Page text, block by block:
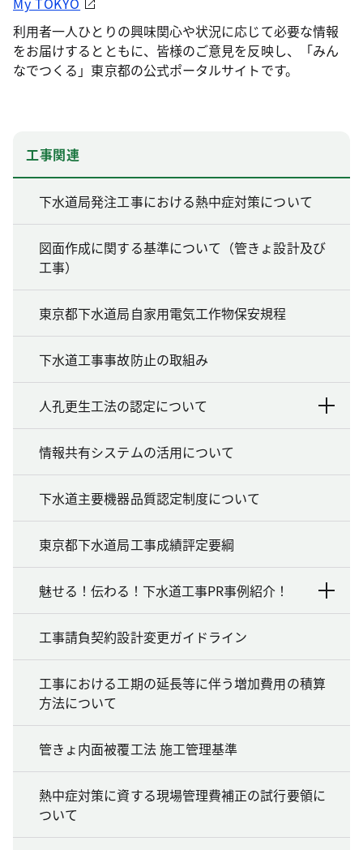
利用者一人ひとりの興味関心や状況に応じて必要な情報
をお届けするとともに、皆様のご意見を反映し、「みん
なでつくる」東京都の公式ポータルサイトです。
工事関連
下水道局発注工事における熱中症対策について
図面作成に関する基準について（管きょ設計及び
工事）
東京都下水道局自家用電気工作物保安規程
下水道工事事故防止の取組み
人孔更生工法の認定について
情報共有システムの活用について
下水道主要機器品質認定制度について
東京都下水道局工事成績評定要綱
魅せる！伝わる！下水道工事PR事例紹介！
工事請負契約設計変更ガイドライン
工事における工期の延長等に伴う増加費用の積算
方法について
管きょ内面被覆工法 施工管理基準
熱中症対策に資する現場管理費補正の試行要領に
ついて